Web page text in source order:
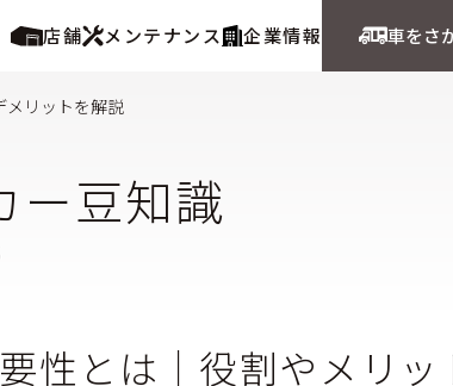
店舗 メンテナンス 企業情報 車をさ
リットを解説
ー豆知識
性とは│役割やメリッ